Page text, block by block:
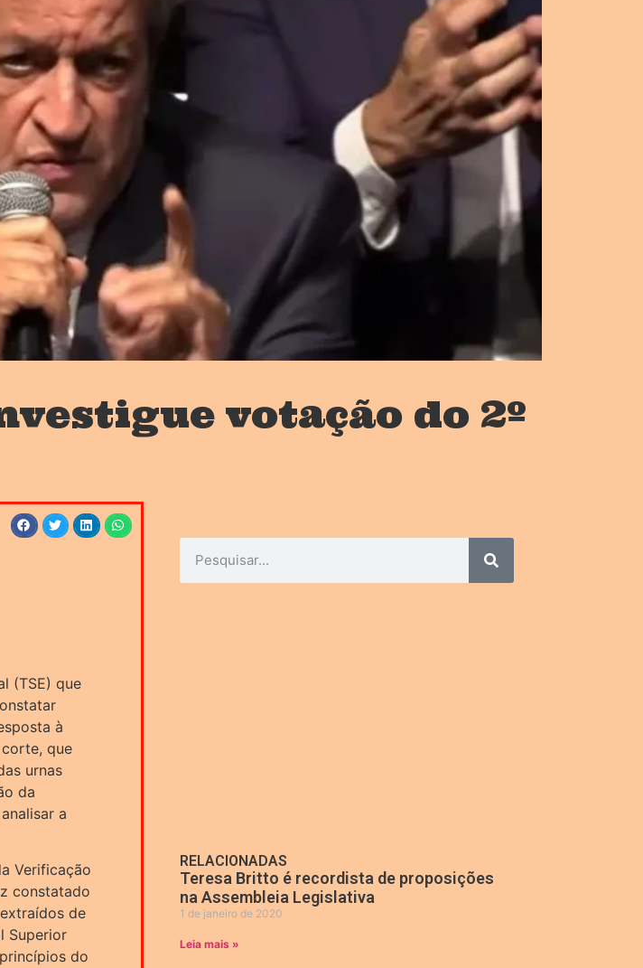
votação do 2º
(TSE) que
à
que
urnas
da
a
Verificação
constatado
de
Superior
do
RELACIONADAS
Teresa Britto é recordista de proposições
na Assembleia Legislativa
1 de janeiro de 2020
Leia mais »